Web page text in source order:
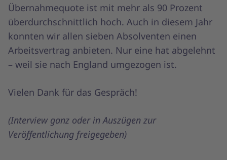
Übernahmequote ist mit mehr als 90 Prozent
überdurchschnittlich hoch. Auch in diesem Jahr
konnten wir allen sieben Absolventen einen
Arbeitsvertrag anbieten. Nur eine hat abgelehnt
– weil sie nach England umgezogen ist.
Vielen Dank für das Gespräch!
(Interview ganz oder in Auszügen zur
Veröffentlichung freigegeben)